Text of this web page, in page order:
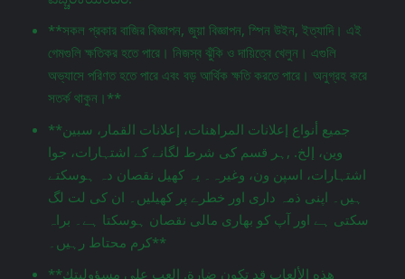
**সকল প্রকার বাজির বিজ্ঞাপন, জুয়া বিজ্ঞাপন, স্পিন উইন, ইত্যাদি। এই
গেমগুলি ক্ষতিকর হতে পারে। নিজস্ব ঝুঁকি ও দায়িত্বে খেলুন। এগুলি
অভ্যাসে পরিণত হতে পারে এবং বড় আর্থিক ক্ষতি করতে পারে। অনুগ্রহ করে
সতর্ক থাকুন।**
**جميع أنواع إعلانات المراهنات، إعلانات القمار، سبين
وين، إلخ. ,ہر قسم کی شرط لگانے کے اشتہارات، جوا
اشتہارات، اسپن ون، وغیرہ۔ یہ کھیل نقصان دہ ہوسکتے
ہیں۔ اپنی ذمہ داری اور خطرے پر کھیلیں۔ ان کی لت لگ
سکتی ہے اور آپ کو بھاری مالی نقصان ہوسکتا ہے۔ براہ
کرم محتاط رہیں۔**
**هذه الألعاب قد تكون ضارة. العب على مسؤوليتك